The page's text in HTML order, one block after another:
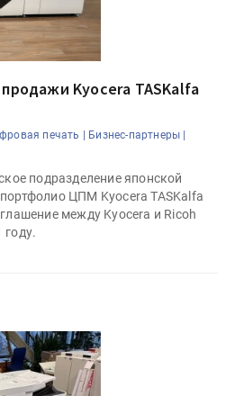
Kyocera TASKalfa
печать | Бизнес-партнеры |
подразделение японской
ЦПМ Kyocera TASKalfa
между Kyocera и Ricoh